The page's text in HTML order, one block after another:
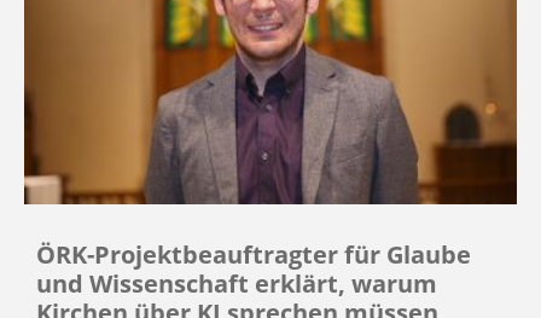
ÖRK-Projektbeauftragter für Glaube
und Wissenschaft erklärt, warum